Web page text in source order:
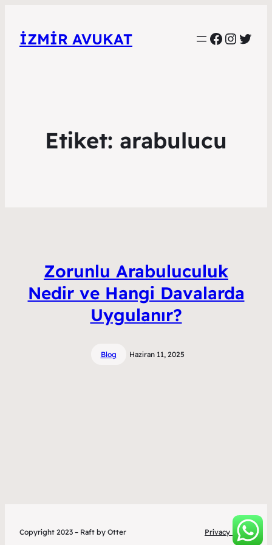
İZMIR AVUKAT
Etiket: arabulucu
Zorunlu Arabuluculuk
Nedir ve Hangi Davalarda
Uygulanır?
Blog Haziran 11, 2025
Copyright 2023 – Raft by Otter Privacy Policy